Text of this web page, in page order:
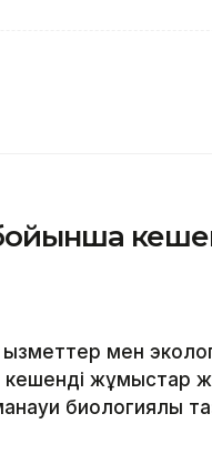
мен
жұмыстар
биологиялық